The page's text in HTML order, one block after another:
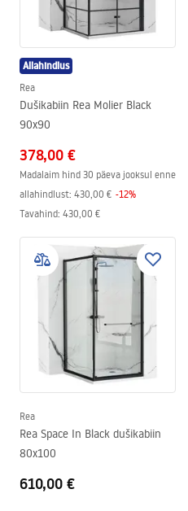
Allahindlus
Rea
Dušikabiin Rea Molier Black
90x90
378,00 €
Madalaim hind 30 päeva jooksul enne
allahindlust: 430,00 € -12%
Tavahind: 430,00 €
Rea
Rea Space In Black dušikabiin
80x100
610,00 €